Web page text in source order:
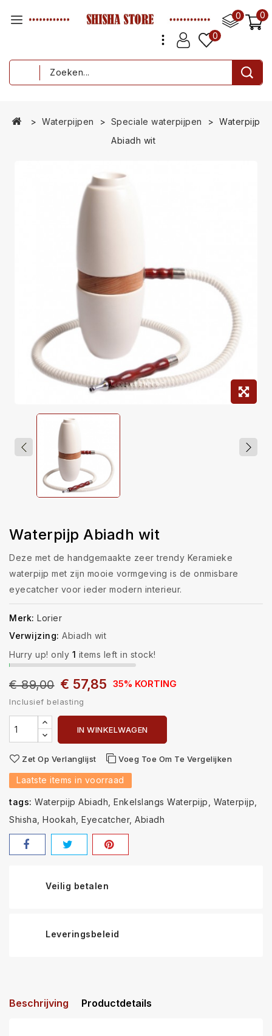
0
0
0
Waterpijpen Speciale waterpijpen
Waterpijp
Abiadh wit
Waterpijp Abiadh wit
Deze met de handgemaakte zeer trendy Keramieke
waterpijp met zijn mooie vormgeving is de onmisbare
eyecatcher voor ieder modern interieur.
Merk: Lorier
Verwijzing: Abiadh wit
Hurry up! only 1 items left in stock!
€ 89,00 € 57,85 35% KORTING
Inclusief belasting
IN WINKELWAGEN
Zet Op Verlanglijst Voeg Toe Om Te Vergelijken
Laatste items in voorraad
tags: Waterpijp Abiadh Enkelslangs Waterpijp
Waterpijp
Shisha Hookah Eyecatcher Abiadh
Veilig betalen
Leveringsbeleid
Beschrijving Productdetails